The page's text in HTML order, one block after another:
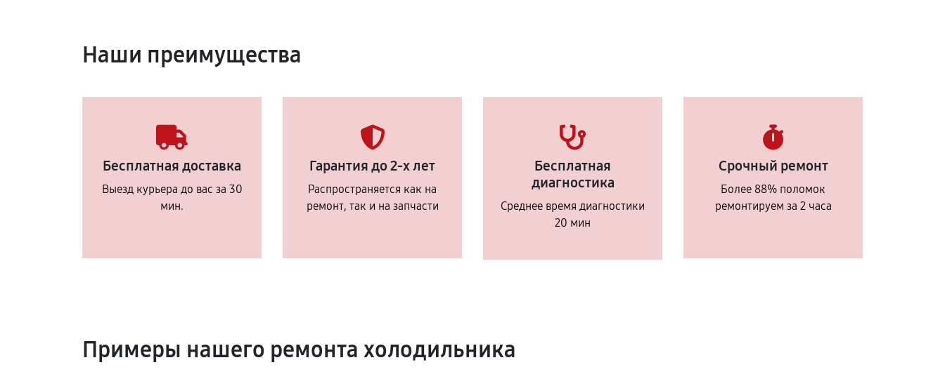
Наши преимущества
Бесплатная доставка
Выезд курьера до вас за 30
мин.
Гарантия до 2-х лет
Распространяется как на
ремонт, так и на запчасти
Бесплатная
диагностика
Среднее время диагностики
20 мин
Срочный ремонт
Более 88% поломок
ремонтируем за 2 часа
Примеры нашего ремонта холодильника